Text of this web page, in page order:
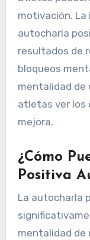
motivación. La
autocharla
resultados de
bloqueos
mentalidad de
atletas ver los
mejora.
¿Cómo
Positiva
La autocharla
mentalidad de